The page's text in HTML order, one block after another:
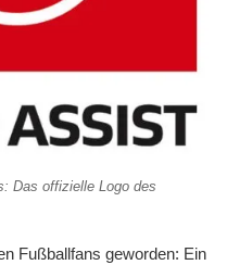
Das offizielle Logo des
Fußballfans geworden: Ein